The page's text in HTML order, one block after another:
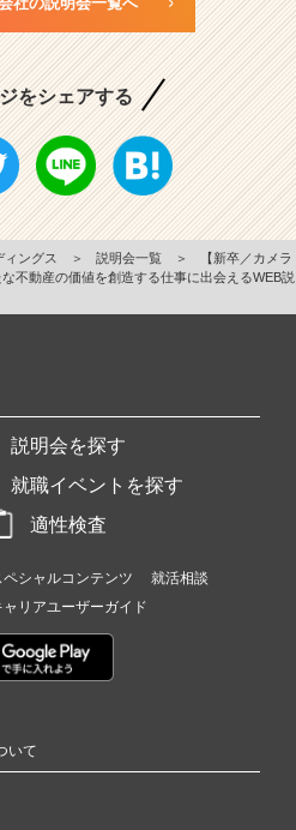
をシェアする
ィングス ＞ 説明会一覧 ＞
【新卒／カメラ
不動産の価値を創造する仕事に出会えるWEB説
説明会を探す
就職イベントを探す
適性検査
ペシャルコンテンツ
就活相談
ャリアユーザーガイド
いて